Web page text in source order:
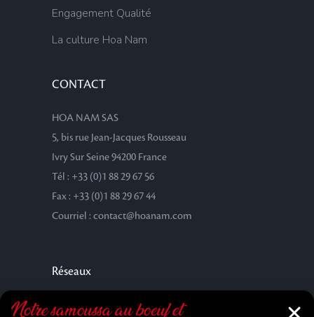
Engagement Qualité
La culture Hoa Nam
CONTACT
HOA NAM SAS
5, bis rue Jean-Jacques Rousseau
Ivry Sur Seine 94200 France
Tél : +33 (0)1 88 29 67 56
Fax : +33 (0)1 88 29 67 44
Courriel : contact@hoanam.com
Réseaux
Notre samoussa au bœuf et